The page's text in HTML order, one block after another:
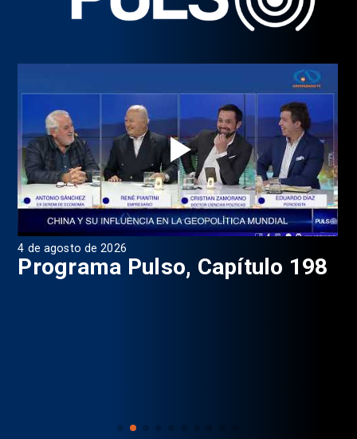
4 de agosto de 2026
Programa Pulso, Capítulo 198